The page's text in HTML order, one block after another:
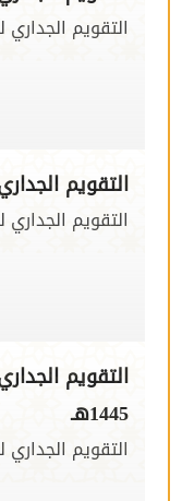
التقويم الجداري
التقويم
التقويم الجداري
التقويم
1445هـ
التقويم الجداري